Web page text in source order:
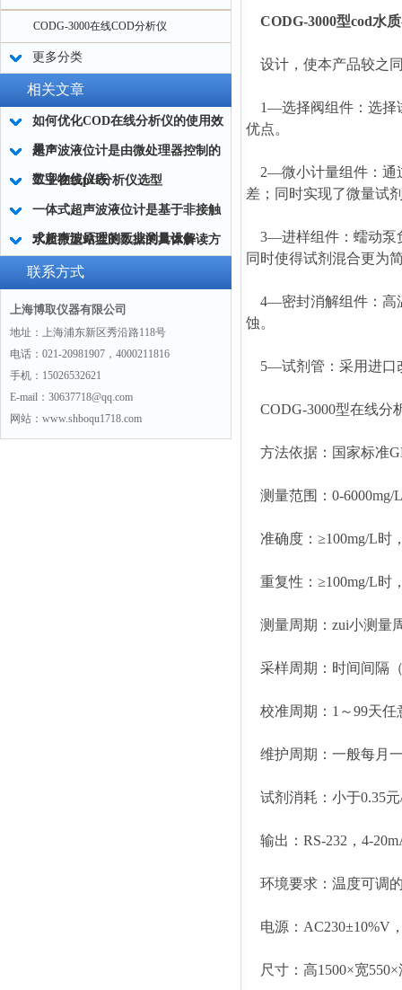
CODG-3000在线COD分析仪
更多分类
相关文章
如何优化COD在线分析仪的使用效
果？
超声波液位计是由微处理器控制的
数字物位仪表
工业在线pH分析仪选型
一体式超声波液位计是基于非接触
式超声波原理的工业测量设备
水质微型站监测数据的具体解读方
法
联系方式
上海博取仪器有限公司
地址：上海浦东新区秀沿路118号
电话：021-20981907，4000211816
手机：15026532621
E-mail：30637718@qq.com
网站：www.shboqu1718.com
CODG-3000型cod水
设计，使本产品较之
1—选择阀组件：选择
优点。
2—微小计量组件：通
差；同时实现了微量试
3—进样组件：蠕动泵
同时使得试剂混合更为
4—密封消解组件：高
蚀。
5—试剂管：采用进口
CODG-3000型在线分
方法依据：国家标准
测量范围：0-6000mg/
准确度：≥100mg/L时
重复性：≥100mg/L时
测量周期：zui小测量
采样周期：时间间隔
校准周期：1～99天任
维护周期：一般每月
试剂消耗：小于0.35
输出：RS-232，4-
环境要求：温度可调
电源：AC230±10%V
尺寸：高1500×宽550×